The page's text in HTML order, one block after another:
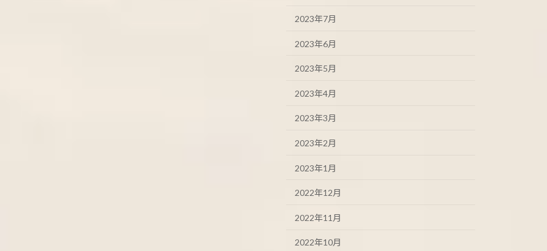
2023年7月
2023年6月
2023年5月
2023年4月
2023年3月
2023年2月
2023年1月
2022年12月
2022年11月
2022年10月